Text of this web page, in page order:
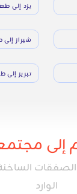
يزد إلى
شيراز إلى
تبريز إلى
إلى
الساخنة
الوارد